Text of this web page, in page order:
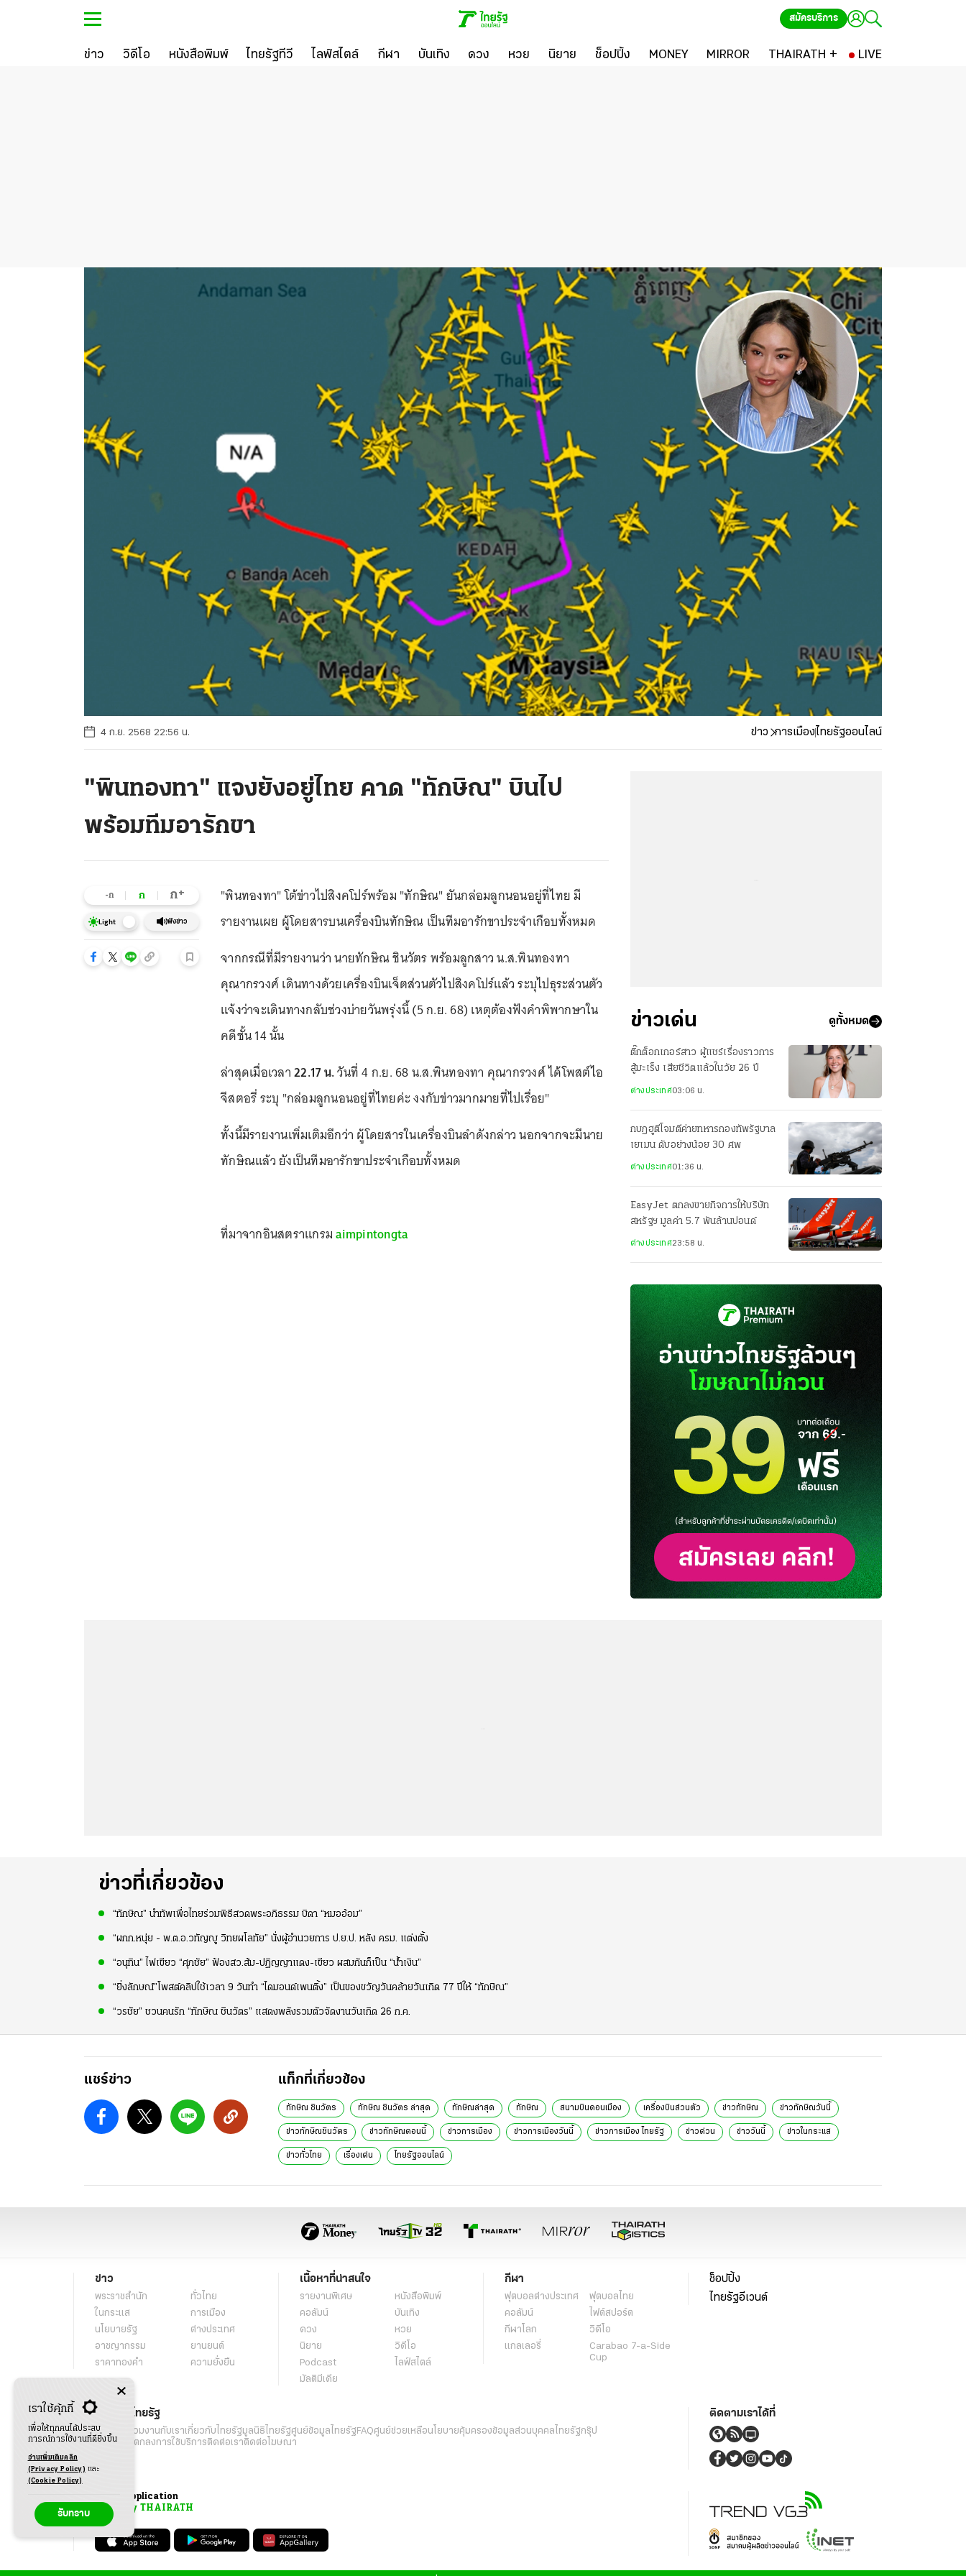
สมัครบริการ
ข่าว วิดีโอ หนังสือพิมพ์ ไทยรัฐทีวี ไลฟ์สไตล์ กีฬา บันเทิง ดวง หวย นิยาย ช็อปปิ้ง MONEY MIRROR THAIRATH + LIVE
4 ก.ย. 2568 22:56 น. ข่าว การเมืองไทยรัฐออนไลน์
"พินทองทา" แจงยังอยู่ไทย คาด "ทักษิณ" บินไป
พร้อมทีมอารักขา
-ก ก ก+
Light ฟังข่าว
"พินทองทา" โต้ข่าวไปสิงคโปร์พร้อม "ทักษิณ" ยันกล่อมลูกนอนอยู่ที่ไทย มี
รายงานเผย ผู้โดยสารบนเครื่องบินทักษิณ เป็นทีมอารักขาประจำเกือบทั้งหมด
จากกรณีที่มีรายงานว่า นายทักษิณ ชินวัตร พร้อมลูกสาว น.ส.พินทองทา
คุณากรวงศ์ เดินทางด้วยเครื่องบินเจ็ตส่วนตัวไปสิงคโปร์แล้ว ระบุไปธุระส่วนตัว
แจ้งว่าจะเดินทางกลับช่วงบ่ายวันพรุ่งนี้ (5 ก.ย. 68) เหตุต้องฟังคำพิพากษาใน
คดีชั้น 14 นั้น
ล่าสุดเมื่อเวลา22.17 น.วันที่ 4 ก.ย. 68 น.ส.พินทองทา คุณากรวงศ์ ได้โพสต์ไอ
จีสตอรี่ ระบุ "กล่อมลูกนอนอยู่ที่ไทยค่ะ งงกับข่าวมากมายที่ไปเรื่อย"
ทั้งนี้มีรายงานเพิ่มเติมอีกว่า ผู้โดยสารในเครื่องบินลำดังกล่าว นอกจากจะมีนาย
ทักษิณแล้ว ยังเป็นทีมอารักขาประจำเกือบทั้งหมด
ที่มาจากอินสตราแกรมaimpintongta
ข่าวเด่น ดูทั้งหมด
ติ๊กต็อกเกอร์สาว ผู้แชร์เรื่องราวการ
สู้มะเร็ง เสียชีวิตแล้วในวัย 26 ปี
ต่างประเทศ03:06 น.
กบฏฮูตีโจมตีค่ายทหารกองทัพรัฐบาล
เยเมน ดับอย่างน้อย 30 ศพ
ต่างประเทศ01:36 น.
EasyJet ตกลงขายกิจการให้บริษัท
สหรัฐฯ มูลค่า 5.7 พันล้านปอนด์
ต่างประเทศ23:58 น.
ข่าวที่เกี่ยวข้อง
“ทักษิณ” นำทัพเพื่อไทยร่วมพิธีสวดพระอภิธรรม บิดา “หมออ้อม”
“ผกก.หนุ่ย - พ.ต.อ.วทัญญู วิทยผโลทัย” นั่งผู้อำนวยการ ป.ย.ป. หลัง ครม. แต่งตั้ง
“อนุทิน” ไฟเขียว “ศุภชัย” ฟ้องสว.ส้ม-ปฏิญญาแดง-เขียว ผสมกันก็เป็น “น้ำเงิน”
“ยิ่งลักษณ์”โพสต์คลิปใช้เวลา 9 วันทำ “ไดมอนด์เพนติ้ง” เป็นของขวัญวันคล้ายวันเกิด 77 ปีให้ “ทักษิณ”
“วรชัย” ชวนคนรัก “ทักษิณ ชินวัตร” แสดงพลังรวมตัวจัดงานวันเกิด 26 ก.ค.
แชร์ข่าว แท็กที่เกี่ยวข้อง
ทักษิณ ชินวัตร ทักษิณ ชินวัตร ล่าสุด ทักษิณล่าสุด ทักษิณ สนามบินดอนเมือง เครื่องบินส่วนตัว ข่าวทักษิณ ข่าวทักษิณวันนี้
ข่าวทักษิณชินวัตร ข่าวทักษิณตอนนี้ ข่าวการเมือง ข่าวการเมืองวันนี้ ข่าวการเมือง ไทยรัฐ ข่าวด่วน ข่าววันนี้ ข่าวในกระแส
ข่าวทั่วไทย เรื่องเด่น ไทยรัฐออนไลน์
ข่าว
พระราชสำนัก
ทั่วไทย
ในกระแส
การเมือง
นโยบายรัฐ
ต่างประเทศ
อาชญากรรม
ยานยนต์
ราคาทองคำ
ความยั่งยืน
เนื้อหาที่น่าสนใจ
รายงานพิเศษ
หนังสือพิมพ์
คอลัมน์
บันเทิง
ดวง
หวย
นิยาย
วิดีโอ
Podcast
ไลฟ์สไตล์
มัลติมีเดีย
กีฬา
ฟุตบอลต่่างประเทศ
ฟุตบอลไทย
คอลัมน์
ไฟต์สปอร์ต
กีฬาโลก
วิดีโอ
แกลเลอรี่
Carabao 7-a-Side
Cup
ช็อปปิ้ง
ไทยรัฐอีเวนต์
เกี่ยวกับไทยรัฐ
กิจกรรม ร่วมงานกับเราเกี่ยวกับไทยรัฐมูลนิธิไทยรัฐศูนย์ข้อมูลไทยรัฐFAQศูนย์ช่วยเหลือนโยบายคุ้มครองข้อมูลส่วนบุคคลไทยรัฐกรุ๊ป
เงื่อนไขข้อตกลงการใช้บริการติดต่อเราติดต่อโฆษณา
ติดตามเราได้ที่
Application
My THAIRATH
เราใช้คุ้กกี้
เพื่อให้ทุกคนได้ประสบ
การณ์การใช้งานที่ดียิ่งขึ้น
อ่านเพิ่มเติมคลิก
(Privacy Policy) และ
(Cookie Policy)
รับทราบ